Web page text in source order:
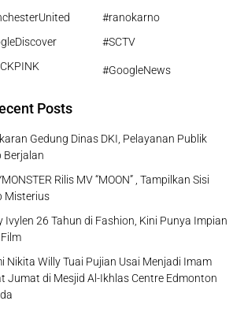
#ranokarno
#SCTV
#GoogleNews
Posts
Gedung Dinas DKI, Pelayanan Publik
Berjalan
Rilis MV “MOON” , Tampilkan Sisi
Misterius
Ivylen 26 Tahun di Fashion, Kini Punya Impian
Nikita Willy Tuai Pujian Usai Menjadi Imam
Jumat di Mesjid Al-Ikhlas Centre Edmonton